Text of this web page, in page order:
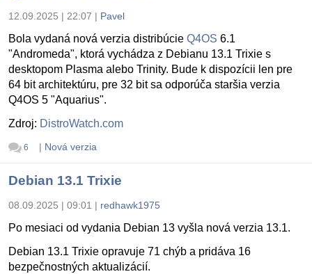
12.09.2025 | 22:07 | Pavel
Bola vydaná nová verzia distribúcie Q4OS 6.1
"Andromeda", ktorá vychádza z Debianu 13.1 Trixie s
desktopom Plasma alebo Trinity. Bude k dispozícii len pre
64 bit architektúru, pre 32 bit sa odporúča staršia verzia
Q4OS 5 "Aquarius".
Zdroj: DistroWatch.com
6 | Nová verzia
Debian 13.1 Trixie
08.09.2025 | 09:01 | redhawk1975
Po mesiaci od vydania Debian 13 vyšla nová verzia 13.1.
Debian 13.1 Trixie opravuje 71 chýb a pridáva 16
bezpečnostných aktualizácií.